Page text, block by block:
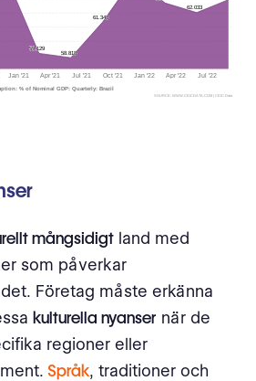
mångsidigt land med
som påverkar
Företag måste erkänna
kulturella nyanser när de
regioner eller
Språk, traditioner och